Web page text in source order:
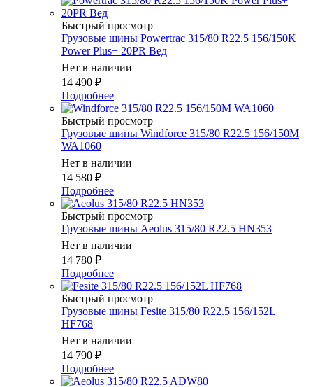
Быстрый просмотр
Грузовые шины Powertrac 315/80 R22.5 156/150K
Power Plus+ 20PR Вед
Нет в наличии
14 490 ₽
Подробнее
Быстрый просмотр
Грузовые шины Windforce 315/80 R22.5 156/150M
WA1060
Нет в наличии
14 580 ₽
Подробнее
Быстрый просмотр
Грузовые шины Aeolus 315/80 R22.5 HN353
Нет в наличии
14 780 ₽
Подробнее
Быстрый просмотр
Грузовые шины Fesite 315/80 R22.5 156/152L
HF768
Нет в наличии
14 790 ₽
Подробнее